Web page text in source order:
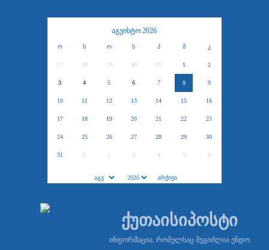
აგვისტო 2026
ო ს ო ხ პ შ კ
27 28 29 30 31 1 2
3 4 5 6 7 8 9
10 11 12 13 14 15 16
17 18 19 20 21 22 23
24 25 26 27 28 29 30
31 1 2 3 4 5 6
ქუთაისიპოსტი
ინფორმაცია, რომელსაც შეგიძლია ენდო